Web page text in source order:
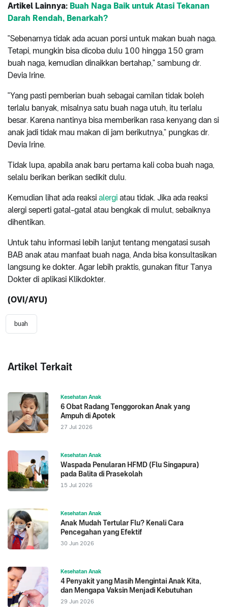
Artikel Lainnya: Buah Naga Baik untuk Atasi Tekanan
Darah Rendah, Benarkah?
"Sebenarnya tidak ada acuan porsi untuk makan buah naga.
Tetapi, mungkin bisa dicoba dulu 100 hingga 150 gram
buah naga, kemudian dinaikkan bertahap," sambung dr.
Devia Irine.
"Yang pasti pemberian buah sebagai camilan tidak boleh
terlalu banyak, misalnya satu buah naga utuh, itu terlalu
besar. Karena nantinya bisa memberikan rasa kenyang dan si
anak jadi tidak mau makan di jam berikutnya," pungkas dr.
Devia Irine.
Tidak lupa, apabila anak baru pertama kali coba buah naga,
selalu berikan berikan sedikit dulu.
Kemudian lihat ada reaksi alergi atau tidak. Jika ada reaksi
alergi seperti gatal-gatal atau bengkak di mulut, sebaiknya
dihentikan.
Untuk tahu informasi lebih lanjut tentang mengatasi susah
BAB anak atau manfaat buah naga, Anda bisa konsultasikan
langsung ke dokter. Agar lebih praktis, gunakan fitur Tanya
Dokter di aplikasi Klikdokter.
(OVI/AYU)
buah
Artikel Terkait
Kesehatan Anak
6 Obat Radang Tenggorokan Anak yang
Ampuh di Apotek
27 Jul 2026
Kesehatan Anak
Waspada Penularan HFMD (Flu Singapura)
pada Balita di Prasekolah
15 Jul 2026
Kesehatan Anak
Anak Mudah Tertular Flu? Kenali Cara
Pencegahan yang Efektif
30 Jun 2026
Kesehatan Anak
4 Penyakit yang Masih Mengintai Anak Kita,
dan Mengapa Vaksin Menjadi Kebutuhan
29 Jun 2026